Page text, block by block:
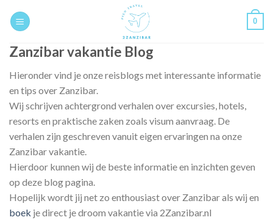
0
Zanzibar vakantie Blog
Hieronder vind je onze reisblogs met interessante informatie
en tips over Zanzibar.
Wij schrijven achtergrond verhalen over excursies, hotels,
resorts en praktische zaken zoals visum aanvraag. De
verhalen zijn geschreven vanuit eigen ervaringen na onze
Zanzibar vakantie.
Hierdoor kunnen wij de beste informatie en inzichten geven
op deze blog pagina.
Hopelijk wordt jij net zo enthousiast over Zanzibar als wij en
boek je direct je droom vakantie via 2Zanzibar.nl